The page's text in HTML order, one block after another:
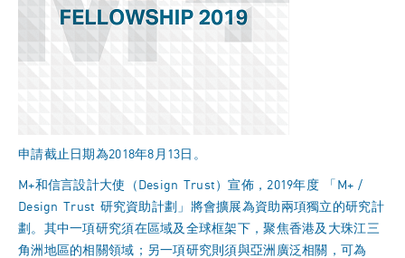
申請截止日期為2018年8月13日。
M+和信言設計大使（Design Trust）宣佈，2019年度 「M+ /
Design Trust 研究資助計劃」將會擴展為資助兩項獨立的研究計
劃。其中一項研究須在區域及全球框架下，聚焦香港及大珠江三
角洲地區的相關領域；另一項研究則須與亞洲廣泛相關，可為